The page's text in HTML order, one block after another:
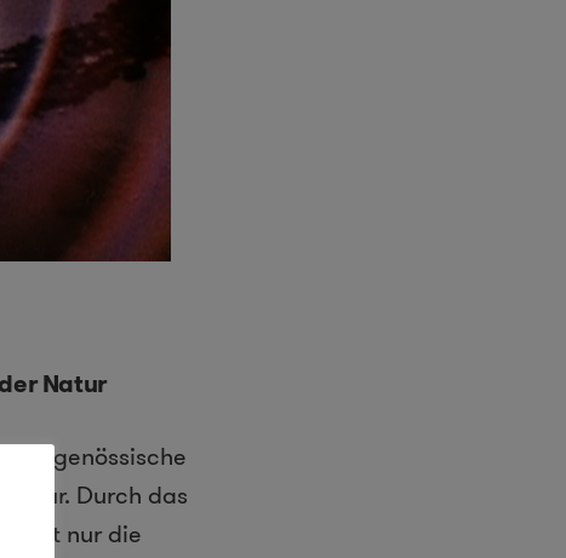
Natur
zeitgenössische
Durch das
nur die